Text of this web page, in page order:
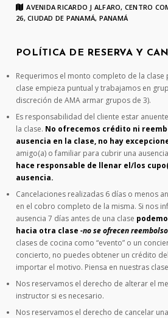
AVENIDA RICARDO J ALFARO, CENTRO
26, CIUDAD DE PANAMÁ, PANAMÁ
POLÍTICA DE RESERVA Y
Requerimos el monto completo de la clase
clase empieza puntual y trabajamos en
discreción de AMA armar grupos de 3).
Es responsabilidad del cliente estar
la clase. No ofrecemos crédito ni
ausencia en la clase, no hay
amigo(a) o familiar para cubrir una
hace responsable de llenar el/los
ausencia.
Cancelaciones realizadas 6 días o menos
en el cobro completo de la misma. Si nos
ausencia 7 días antes de una clase
hacia otra clase-no se ofrecen
clases de cocina como “evento” o un
concierto, no puedes obtener un crédito
importar el motivo. Piensa en nuestras
Nos reservamos el derecho de alterar el
instructor si es necesario.
Nos reservamos el derecho de cancelar